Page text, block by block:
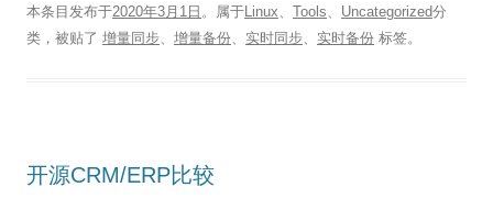
本条目发布于2020年3月1日 。属于Linux、 Tools、 Uncategorized分
类，被贴了 增量同步、 增量备份、 实时同步、 实时备份 标签。
开源CRM/ERP比较